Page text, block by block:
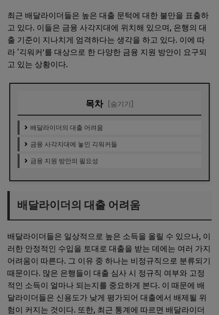
최근 배달라이더들은 높은 대출 문턱에 대한 불만을 표출하
고 있다. 이들은 금융 사각지대에 위치해 있으며, 은행의 대
출 기준이 지나치게 엄격하다는 생각을 하고 있다. 이에 따
라 ‘긱워커’를 대상으로 한 다양한 금융 지원 방안이 요구되
고 있는 상황이다.
목차 [숨기기]
배달라이더의 대출 어려움
금융 사각지대에 놓인 긱워커들
금융 지원 방안의 필요성
배달라이더의 대출 어려움
배달라이더들은 일상적으로 높은 소득을 올릴 수 있으나, 이
러한 안정적인 수입을 토대로 대출을 받는 데에는 여러 가지
어려움이 따른다. 그 이유 중 하나는 비정규직으로 분류되기
때문이다. 많은 은행들이 대출 심사 시 정규직 여부와 고정
적인 소득이 얼마나 되는지를 중요하게 본다. 이 때문에 배
달라이더들은 신용도가 낮게 평가되어 대출에서 배제될 위
험이 커지는 것이다. 또한, 최근 통계에 따르면 배달라이더